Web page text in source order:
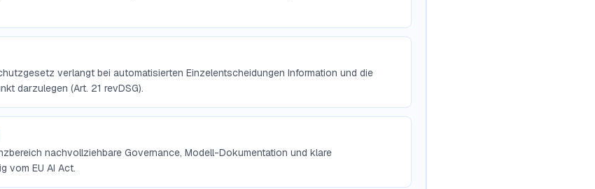
verlangt bei automatisierten Einzelentscheidungen Information und die
darzulegen (Art. 21 revDSG).
nachvollziehbare Governance, Modell-Dokumentation und klare
vom EU AI Act.